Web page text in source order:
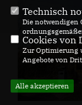
Technisch
Die notwendigen
Cookies von
Zur Optimierung
Angebote von
Alle akzeptieren